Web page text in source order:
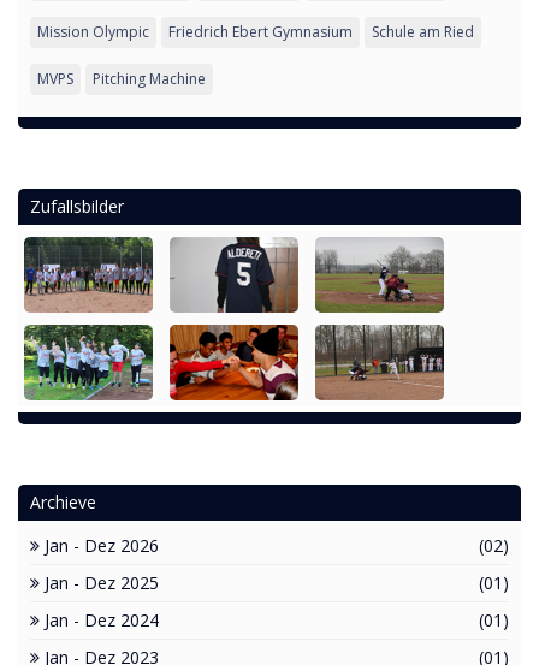
Mission Olympic Friedrich Ebert Gymnasium Schule am Ried
MVPS Pitching Machine
Zufallsbilder
Archieve
Jan - Dez 2026
(02)
Jan - Dez 2025
(01)
Jan - Dez 2024
(01)
Jan - Dez 2023
(01)